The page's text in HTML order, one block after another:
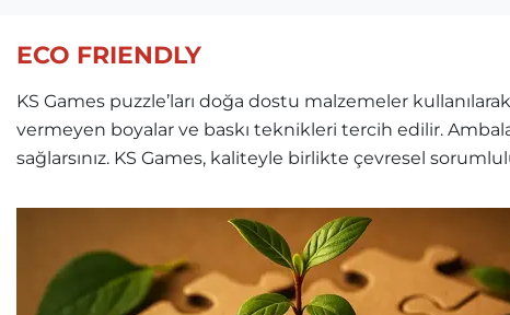
ECO FRIENDLY
KS Games puzzle’ları doğa dostu malzemeler
vermeyen boyalar ve baskı teknikleri tercih edilir.
sağlarsınız. KS Games, kaliteyle birlikte çevresel